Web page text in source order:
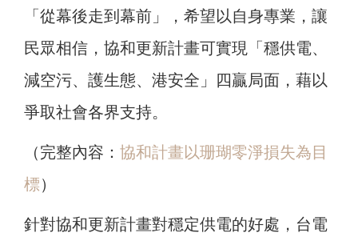
「從幕後走到幕前」，希望以自身專業，讓
民眾相信，協和更新計畫可實現「穩供電、
減空污、護生態、港安全」四贏局面，藉以
爭取社會各界支持。
（完整內容： 協和計畫以珊瑚零淨損失為目
標）
針對協和更新計畫對穩定供電的好處，台電